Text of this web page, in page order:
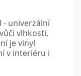
- univerzální
vlhkosti,
je vinyl
v interiéru i